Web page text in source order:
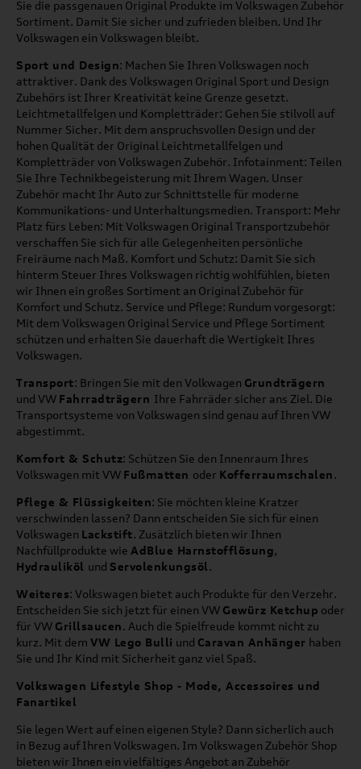
Sie die passgenauen Original Produkte im Volkswagen Zubehör
Sortiment. Damit Sie sicher und zufrieden bleiben. Und Ihr
Volkswagen ein Volkswagen bleibt.
Sport und Design: Machen Sie Ihren Volkswagen noch
attraktiver. Dank des Volkswagen Original Sport und Design
Zubehörs ist Ihrer Kreativität keine Grenze gesetzt.
Leichtmetallfelgen und Kompletträder: Gehen Sie stilvoll auf
Nummer Sicher. Mit dem anspruchsvollen Design und der
hohen Qualität der Original Leichtmetallfelgen und
Kompletträder von Volkswagen Zubehör. Infotainment: Teilen
Sie Ihre Technikbegeisterung mit Ihrem Wagen. Unser
Zubehör macht Ihr Auto zur Schnittstelle für moderne
Kommunikations- und Unterhaltungsmedien. Transport: Mehr
Platz fürs Leben: Mit Volkswagen Original Transportzubehör
verschaffen Sie sich für alle Gelegenheiten persönliche
Freiräume nach Maß. Komfort und Schutz: Damit Sie sich
hinterm Steuer Ihres Volkswagen richtig wohlfühlen, bieten
wir Ihnen ein großes Sortiment an Original Zubehör für
Komfort und Schutz. Service und Pflege: Rundum vorgesorgt:
Mit dem Volkswagen Original Service und Pflege Sortiment
schützen und erhalten Sie dauerhaft die Wertigkeit Ihres
Volkswagen.
Transport: Bringen Sie mit den Volkwagen Grundträgern
und VW Fahrradträgern Ihre Fahrräder sicher ans Ziel. Die
Transportsysteme von Volkswagen sind genau auf Ihren VW
abgestimmt.
Komfort & Schutz: Schützen Sie den Innenraum Ihres
Volkswagen mit VW Fußmatten oder Kofferraumschalen.
Pflege & Flüssigkeiten: Sie möchten kleine Kratzer
verschwinden lassen? Dann entscheiden Sie sich für einen
Volkswagen Lackstift. Zusätzlich bieten wir Ihnen
Nachfüllprodukte wie AdBlue Harnstofflösung,
Hydrauliköl und Servolenkungsöl.
Weiteres: Volkswagen bietet auch Produkte für den Verzehr.
Entscheiden Sie sich jetzt für einen VW Gewürz Ketchup oder
für VW Grillsaucen. Auch die Spielfreude kommt nicht zu
kurz. Mit dem VW Lego Bulli und Caravan Anhänger haben
Sie und Ihr Kind mit Sicherheit ganz viel Spaß.
Volkswagen Lifestyle Shop - Mode, Accessoires und
Fanartikel
Sie legen Wert auf einen eigenen Style? Dann sicherlich auch
in Bezug auf Ihren Volkswagen. Im Volkswagen Zubehör Shop
bieten wir Ihnen ein vielfältiges Angebot an Zubehör